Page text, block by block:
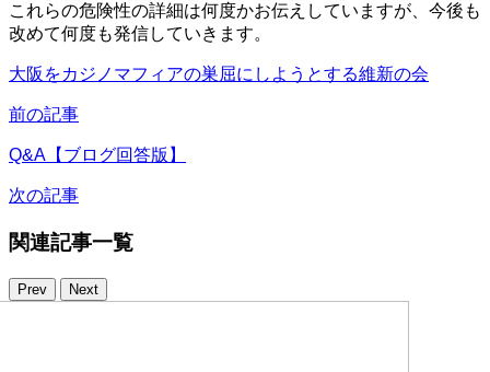
これらの危険性の詳細は何度かお伝えしていますが、今後も
改めて何度も発信していきます。
大阪をカジノマフィアの巣屈にしようとする維新の会
前の記事
Q&A【ブログ回答版】
次の記事
関連記事一覧
Prev Next